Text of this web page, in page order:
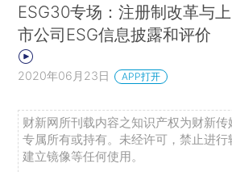
ESG30专场：注册制改革与上
市公司ESG信息披露和评价
2020年06月23日 APP打开
财新网所刊载内容之知识产权为财新传
专属所有或持有。未经许可，禁止进行
建立镜像等任何使用。